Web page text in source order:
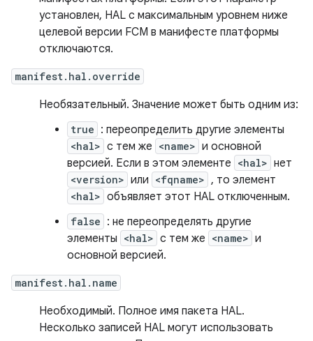
установлен, HAL с максимальным уровнем ниже
целевой версии FCM в манифесте платформы
отключаются.
manifest.hal.override
Необязательный. Значение может быть одним из:
true : переопределить другие элементы
<hal> с тем же <name> и основной
версией. Если в этом элементе <hal> нет
<version> или <fqname> , то элемент
<hal> объявляет этот HAL отключенным.
false : не переопределять другие
элементы <hal> с тем же <name> и
основной версией.
manifest.hal.name
Необходимый. Полное имя пакета HAL.
Несколько записей HAL могут использовать